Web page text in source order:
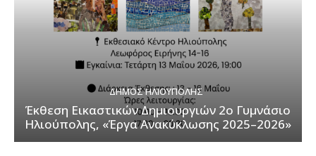
ΔΉΜΟΣ ΗΛΙΟΎΠΟΛΗΣ
Έκθεση Εικαστικών Δημιουργιών 2ο Γυμνάσιο
Ηλιούπολης, «Έργα Ανακύκλωσης 2025–2026»